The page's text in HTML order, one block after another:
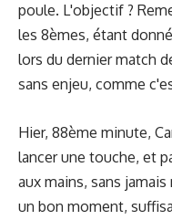
poule. L'objectif ?
les 8èmes, étant
lors du dernier match
sans enjeu, comme
Hier, 88ème minute,
lancer une touche, et
aux mains, sans
un bon moment,